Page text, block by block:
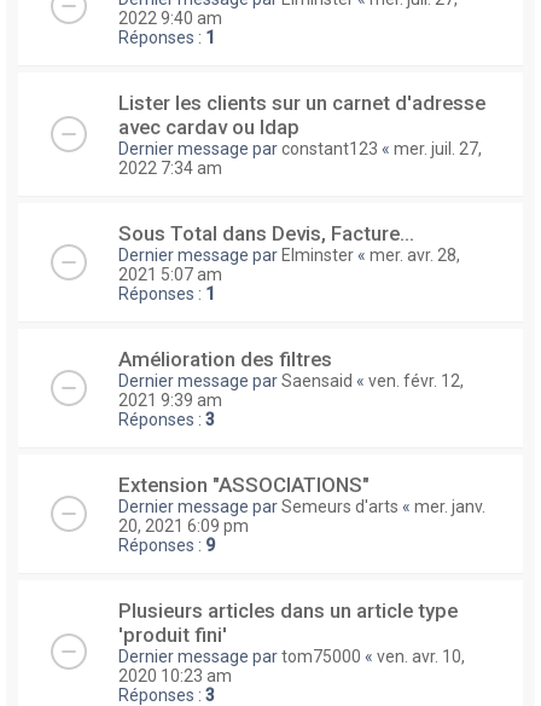
2022 9:40 am
Réponses : 1
Lister les clients sur un carnet d'adresse
avec cardav ou ldap
Dernier message parconstant123 « mer. juil. 27,
2022 7:34 am
Sous Total dans Devis, Facture...
Dernier message parElminster « mer. avr. 28,
2021 5:07 am
Réponses : 1
Amélioration des filtres
Dernier message parSaensaid « ven. févr. 12,
2021 9:39 am
Réponses : 3
Extension "ASSOCIATIONS"
Dernier message parSemeurs d'arts « mer. janv.
20, 2021 6:09 pm
Réponses : 9
Plusieurs articles dans un article type
'produit fini'
Dernier message partom75000 « ven. avr. 10,
2020 10:23 am
Réponses : 3